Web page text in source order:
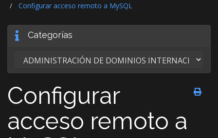
Configurar acceso remoto a MySQL
Categorías
Configurar
acceso remoto a